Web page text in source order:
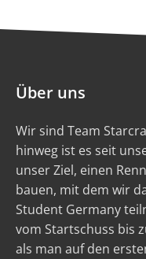
Über uns
Wir sind Team
hinweg ist es seit
unser Ziel, einen
bauen, mit dem wir
Student Germany
vom Startschuss bis
als man auf den